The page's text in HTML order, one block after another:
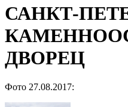
САНКТ-
ДВОРЕЦ
Фото 27.08.2017: